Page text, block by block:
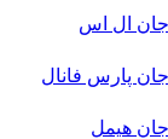
جان ال اس
پارس فانال
هیمل